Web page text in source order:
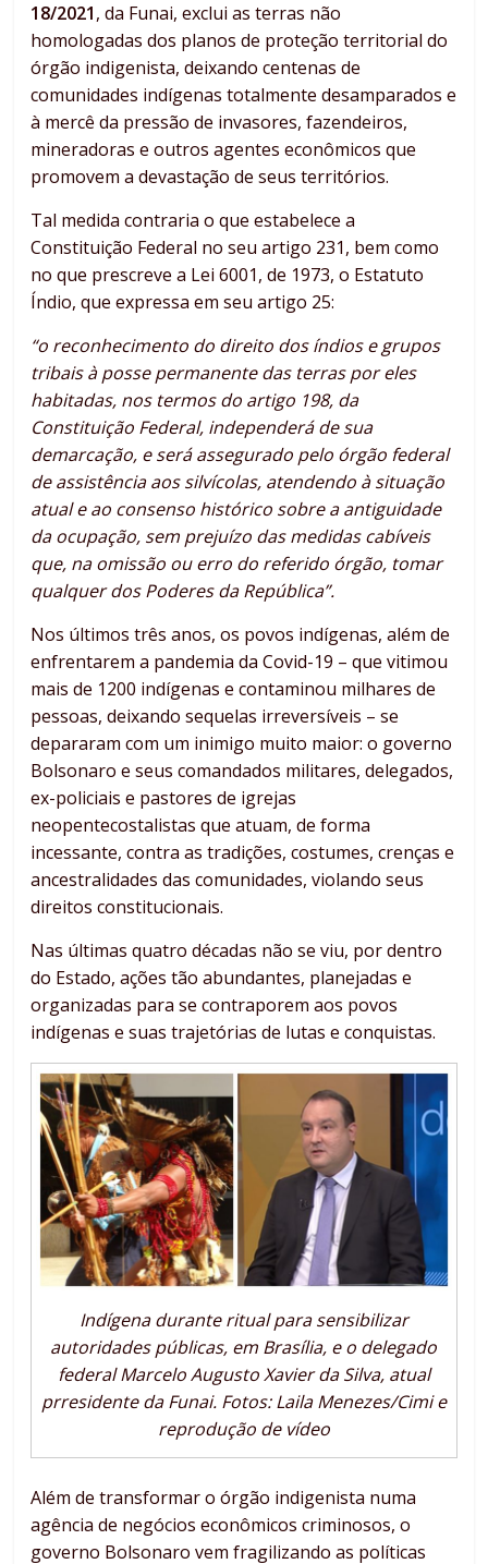
18/2021, da Funai, exclui as terras não
homologadas dos planos de proteção territorial do
órgão indigenista, deixando centenas de
comunidades indígenas totalmente desamparados e
à mercê da pressão de invasores, fazendeiros,
mineradoras e outros agentes econômicos que
promovem a devastação de seus territórios.
Tal medida contraria o que estabelece a
Constituição Federal no seu artigo 231, bem como
no que prescreve a Lei 6001, de 1973, o Estatuto
Índio, que expressa em seu artigo 25:
“o reconhecimento do direito dos índios e grupos
tribais à posse permanente das terras por eles
habitadas, nos termos do artigo 198, da
Constituição Federal, independerá de sua
demarcação, e será assegurado pelo órgão federal
de assistência aos silvícolas, atendendo à situação
atual e ao consenso histórico sobre a antiguidade
da ocupação, sem prejuízo das medidas cabíveis
que, na omissão ou erro do referido órgão, tomar
qualquer dos Poderes da República”.
Nos últimos três anos, os povos indígenas, além de
enfrentarem a pandemia da Covid-19 – que vitimou
mais de 1200 indígenas e contaminou milhares de
pessoas, deixando sequelas irreversíveis – se
depararam com um inimigo muito maior: o governo
Bolsonaro e seus comandados militares, delegados,
ex-policiais e pastores de igrejas
neopentecostalistas que atuam, de forma
incessante, contra as tradições, costumes, crenças e
ancestralidades das comunidades, violando seus
direitos constitucionais.
Nas últimas quatro décadas não se viu, por dentro
do Estado, ações tão abundantes, planejadas e
organizadas para se contraporem aos povos
indígenas e suas trajetórias de lutas e conquistas.
Indígena durante ritual para sensibilizar
autoridades públicas, em Brasília, e o delegado
federal Marcelo Augusto Xavier da Silva, atual
prresidente da Funai. Fotos: Laila Menezes/Cimi e
reprodução de vídeo
Além de transformar o órgão indigenista numa
agência de negócios econômicos criminosos, o
governo Bolsonaro vem fragilizando as políticas